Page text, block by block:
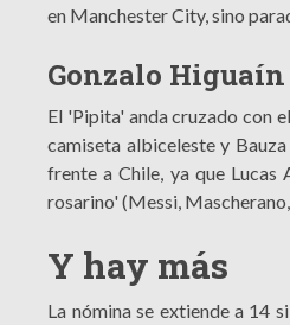
en Manchester City, sino
Gonzalo Higuaín
El 'Pipita' anda cruzado con
camiseta albiceleste y
frente a Chile, ya que
rosarino' (Messi,
Y hay más
La nómina se extiende a 14